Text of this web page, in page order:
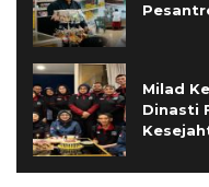
Milad
Dinasti